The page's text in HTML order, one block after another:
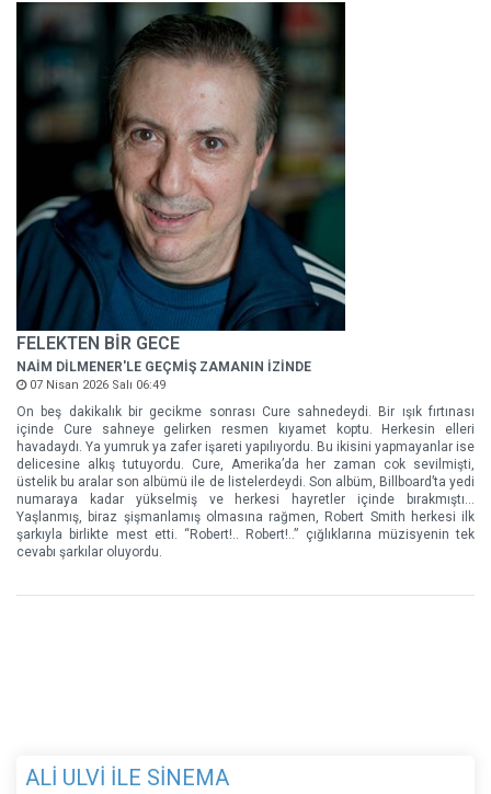
FELEKTEN BİR GECE
NAİM DİLMENER'LE GEÇMİŞ ZAMANIN İZİNDE
07 Nisan 2026 Salı 06:49
On beş dakikalık bir gecikme sonrası Cure sahnedeydi. Bir ışık fırtınası
içinde Cure sahneye gelirken resmen kıyamet koptu. Herkesin elleri
havadaydı. Ya yumruk ya zafer işareti yapılıyordu. Bu ikisini yapmayanlar ise
delicesine alkış tutuyordu. Cure, Amerika’da her zaman cok sevilmişti,
üstelik bu aralar son albümü ile de listelerdeydi. Son albüm, Billboard’ta yedi
numaraya kadar yükselmiş ve herkesi hayretler içinde bırakmıştı…
Yaşlanmış, biraz şişmanlamış olmasına rağmen, Robert Smith herkesi ilk
şarkıyla birlikte mest etti. “Robert!.. Robert!..” çığlıklarına müzisyenin tek
cevabı şarkılar oluyordu.
ALİ ULVİ İLE SİNEMA